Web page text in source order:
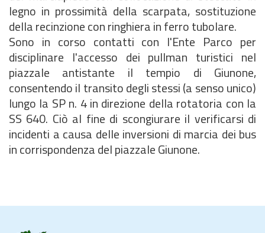
legno in prossimità della scarpata, sostituzione
della recinzione con ringhiera in ferro tubolare.
Sono in corso contatti con l'Ente Parco per
disciplinare l'accesso dei pullman turistici nel
piazzale antistante il tempio di Giunone,
consentendo il transito degli stessi (a senso unico)
lungo la SP n. 4 in direzione della rotatoria con la
SS 640. Ciò al fine di scongiurare il verificarsi di
incidenti a causa delle inversioni di marcia dei bus
in corrispondenza del piazzale Giunone.